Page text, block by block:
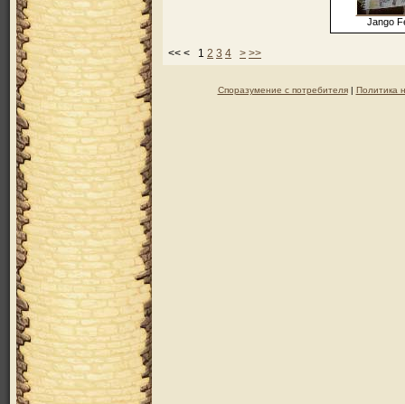
Jango
<< < 1 2 3 4 > >>
Споразумение с потребителя| Политика